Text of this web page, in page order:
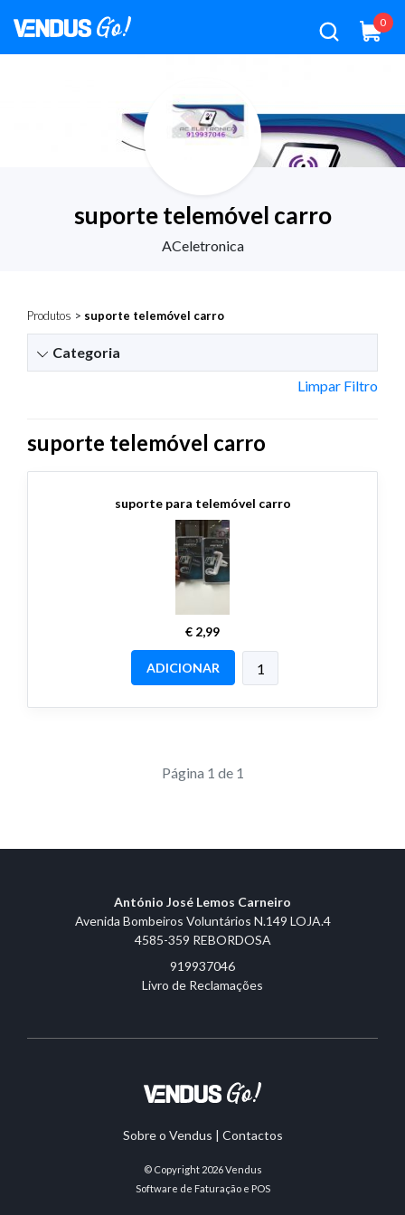
0
suporte telemóvel carro
ACeletronica
Produtos > suporte telemóvel carro
Categoria
Limpar Filtro
suporte telemóvel carro
suporte para telemóvel carro
€ 2,99
ADICIONAR
Página 1 de 1
António José Lemos Carneiro
Avenida Bombeiros Voluntários N.149 LOJA.4
4585-359 REBORDOSA
919937046
Livro de Reclamações
Sobre o Vendus | Contactos
© Copyright 2026Vendus
Software de Faturação e POS